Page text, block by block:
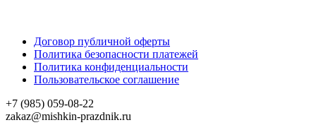
Договор публичной оферты
Политика безопасности платежей
Политика конфиденциальности
Пользовательское соглашение
+7 (985) 059-08-22
zakaz@mishkin-prazdnik.ru